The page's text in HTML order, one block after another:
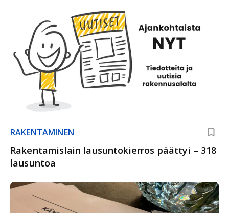
RAKENTAMINEN
Rakentamislain lausuntokierros päättyi – 318
lausuntoa